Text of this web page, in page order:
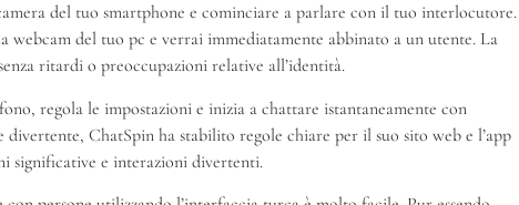
del tuo smartphone e cominciare a parlare con il tuo interlocutore.
del tuo pc e verrai immediatamente abbinato a un utente. La
ritardi o preoccupazioni relative all’identità.
regola le impostazioni e inizia a chattare istantaneamente con
ChatSpin ha stabilito regole chiare per il suo sito web e l’app
significative e interazioni divertenti.